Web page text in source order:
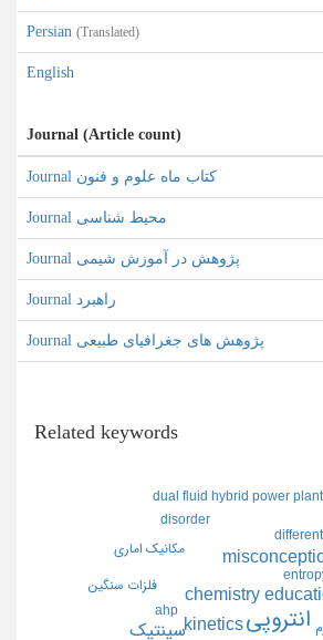
Persian (Translated)
English
Journal (Article count)
Journal کتاب ماه علوم و فنون
Journal محیط شناسی
Journal پژوهش در آموزش شیمی
Journal راهبرد
Journal پژوهش های جغرافیای طبیعی
Related keywords
انتروپي
chemistry
سينتيكkinetics
فلزات سنگين
مكانيك اماري
ahp
disorder
dual fluid hybrid power